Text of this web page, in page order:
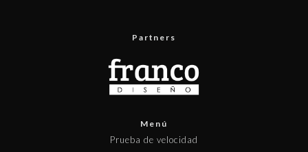
Partners
Menú
Prueba de velocidad